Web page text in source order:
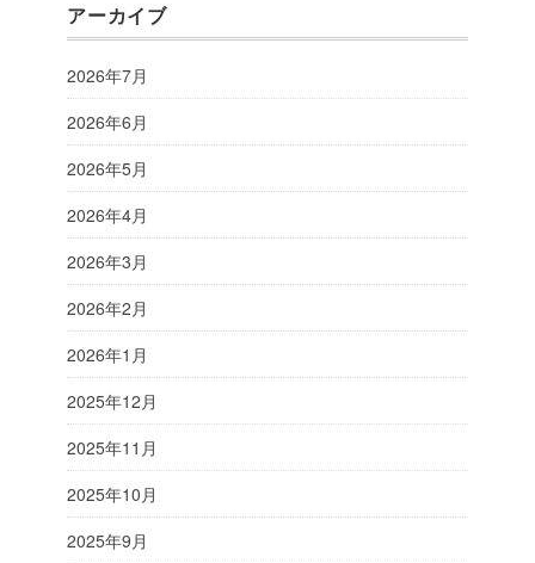
アーカイブ
2026年7月
2026年6月
2026年5月
2026年4月
2026年3月
2026年2月
2026年1月
2025年12月
2025年11月
2025年10月
2025年9月